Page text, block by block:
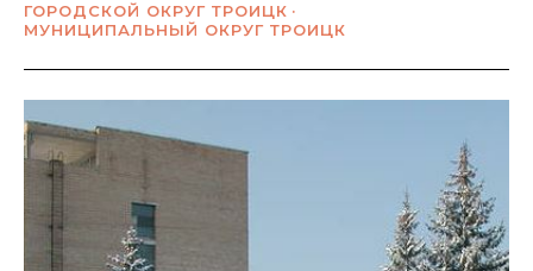
ГОРОДСКОЙ ОКРУГ ТРОИЦК
МУНИЦИПАЛЬНЫЙ ОКРУГ ТРОИЦК